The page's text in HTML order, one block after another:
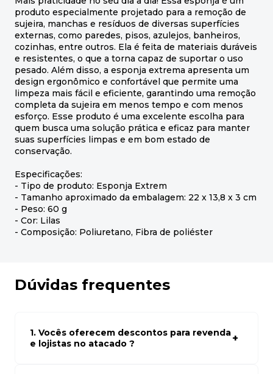
produto especialmente projetado para a remoção de
sujeira, manchas e resíduos de diversas superfícies
externas, como paredes, pisos, azulejos, banheiros,
cozinhas, entre outros. Ela é feita de materiais duráveis
e resistentes, o que a torna capaz de suportar o uso
pesado. Além disso, a esponja extrema apresenta um
design ergonômico e confortável que permite uma
limpeza mais fácil e eficiente, garantindo uma remoção
completa da sujeira em menos tempo e com menos
esforço. Esse produto é uma excelente escolha para
quem busca uma solução prática e eficaz para manter
suas superfícies limpas e em bom estado de
conservação.
Especificações:
- Tipo de produto: Esponja Extrem
- Tamanho aproximado da embalagem: 22 x 13,8 x 3 cm
- Peso: 60 g
- Cor: Lilas
- Composição: Poliuretano, Fibra de poliéster
Dúvidas frequentes
1. Vocês oferecem descontos para revenda
e lojistas no atacado ?